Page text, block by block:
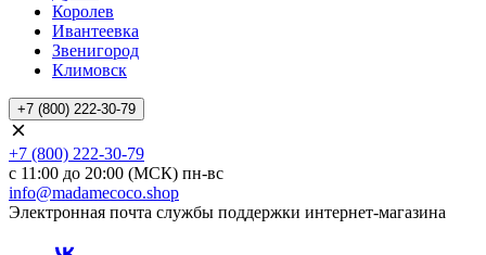
Королев
Ивантеевка
Звенигород
Климовск
+7 (800) 222-30-79
+7 (800) 222-30-79
с 11:00 до 20:00 (МСК) пн-вс
info@madamecoco.shop
Электронная почта службы поддержки интернет-магазина